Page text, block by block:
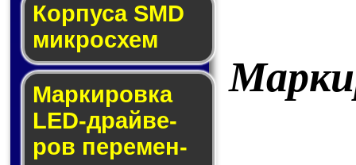
Корпуса SMD
мик­ро­схем
Маркировка
LED-драй­ве­
ров пе­ре­мен­